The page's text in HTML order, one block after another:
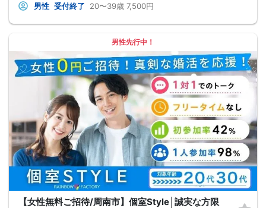
男性 受付終了 20〜39歳 7,500円
男性先行中！
【女性無料ご招待/周南市】個室Style│誠実な方限